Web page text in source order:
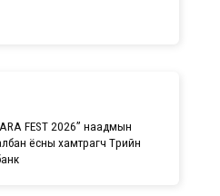
FEST 2026” наадмын
ёсны хамтрагч Төрийн